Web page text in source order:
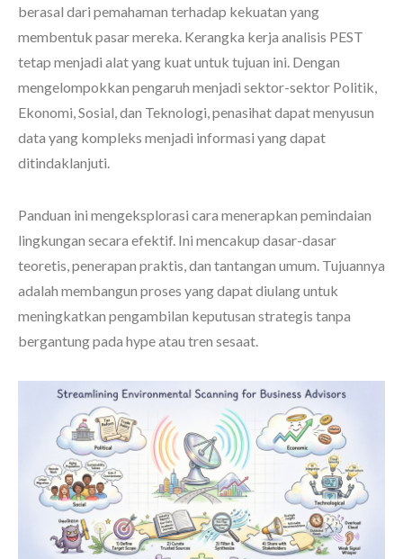
berasal dari pemahaman terhadap kekuatan yang
membentuk pasar mereka. Kerangka kerja analisis PEST
tetap menjadi alat yang kuat untuk tujuan ini. Dengan
mengelompokkan pengaruh menjadi sektor-sektor Politik,
Ekonomi, Sosial, dan Teknologi, penasihat dapat menyusun
data yang kompleks menjadi informasi yang dapat
ditindaklanjuti.
Panduan ini mengeksplorasi cara menerapkan pemindaian
lingkungan secara efektif. Ini mencakup dasar-dasar
teoretis, penerapan praktis, dan tantangan umum. Tujuannya
adalah membangun proses yang dapat diulang untuk
meningkatkan pengambilan keputusan strategis tanpa
bergantung pada hype atau tren sesaat.